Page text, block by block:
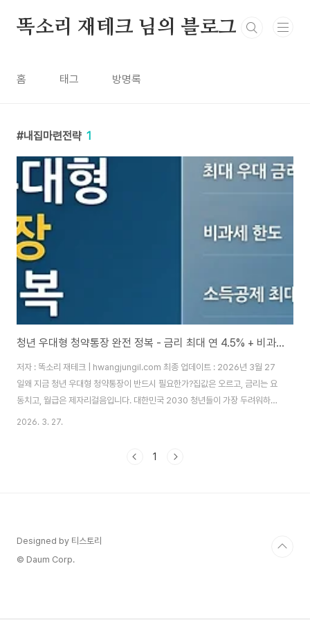
똑소리 재테크 님의 블로그
홈 태그 방명록
내집마련전략 1
청년 우대형 청약통장 완전 정복 - 금리 최대 연 4.5% + 비과세 + 소득공제 | 내 집 마련의 첫 번째 필수 전략
저자 : 똑소리 재테크 | hwangjungil.com 최종 업데이트 : 2026년 3월 27
일왜 지금 청년 우대형 청약통장이 반드시 필요한가?집값은 오르고, 금리는 요
동치고, 월급은 제자리걸음입니다. 대한민국 2030 청년들이 가장 두려워하는
것은 단 하나, "내 집 마련의 기회를 영원히 놓치는 것"입니다. 실제로 국토교통
비율은 전체 연령대 평균의 절반에도 미치지 못합니다. 부동산 가격이 치솟는
2026. 3. 27.
1
Designed by 티스토리
© Daum Corp.